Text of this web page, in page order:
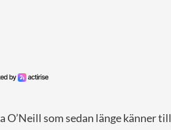
O’Neill som sedan länge känner till